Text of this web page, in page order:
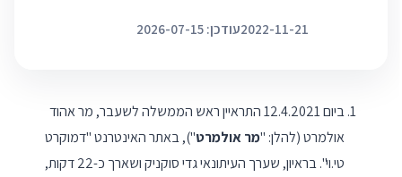
2022-11-21עודכן: 2026-07-15
ביום 12.4.2021 התראיין ראש הממשלה לשעבר, מר אהוד
אולמרט (להלן: "מר אולמרט"), באתר האינטרנט "דמוקרט
טי.וי". בראיון, שערך העיתונאי גדי סוקניק ושארך כ-22 דקות,